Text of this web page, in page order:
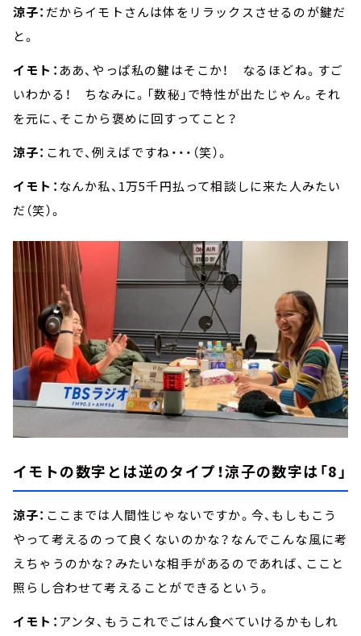
涼子： だからイモトさんは体をリラックスさせるのが鍵だ
と。
イモト： ああ、やっぱ私の鍵はそこか！ なるほどね。すご
いわかる！ ちなみに。「数秘」で特性が出たじゃん。それ
を元に、そこから褒めに回すってこと？
涼子： これで、例えばですね・・・（笑）。
イモト： なんか私、1万5千円払って相談しに来た人みたい
だ（笑）。
イモトの数字とは逆のタイプ！涼子の数字は「8」
涼子： ここまでは人間性じゃないですか。今、もしもこう
やって考えるのって良くないのかな？なんでこんな風に考
えちゃうのかな？みたいな相手があるのであれば、ここと
照らし合わせて考えることができるという。
イモト： アンタ、もうこれでごはん食べていけるかもしれ